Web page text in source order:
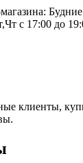
с 17:00 до
клиенты,